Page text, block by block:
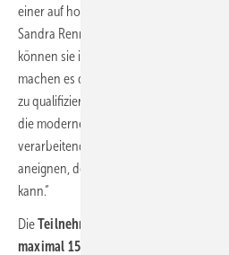
einer auf hohem Niveau befindlichen
Sandra Rennich als Leiterin der
können sie ihre Kenntnisse auffrischen,
machen es den SHK-Fachleuten
zu qualifizieren. Sie erleben in unserem
die modernen und effizienten
verarbeitende Handwerk kann sich hier
aneignen, den sich der Endverbraucher
kann.“
DieTeilnehmerzahl pro Schulung ist
maximal 15 Personen begrenzt, um